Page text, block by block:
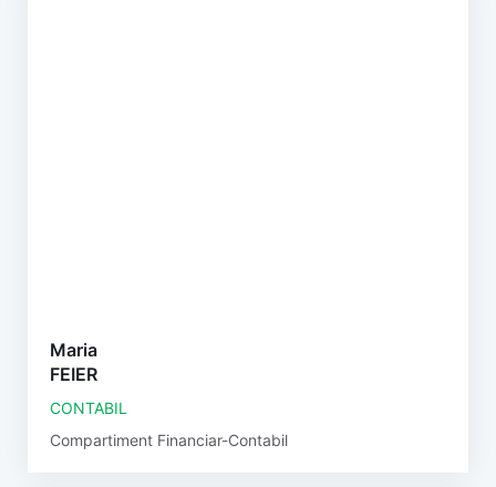
Maria
FEIER
CONTABIL
Compartiment Financiar-Contabil